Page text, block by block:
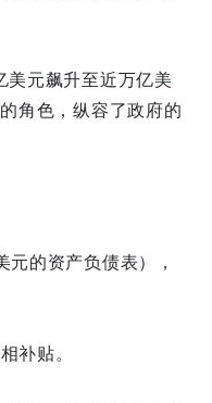
美元飙升至近万亿美
角色，纵容了政府的
的资产负债表），
补贴。